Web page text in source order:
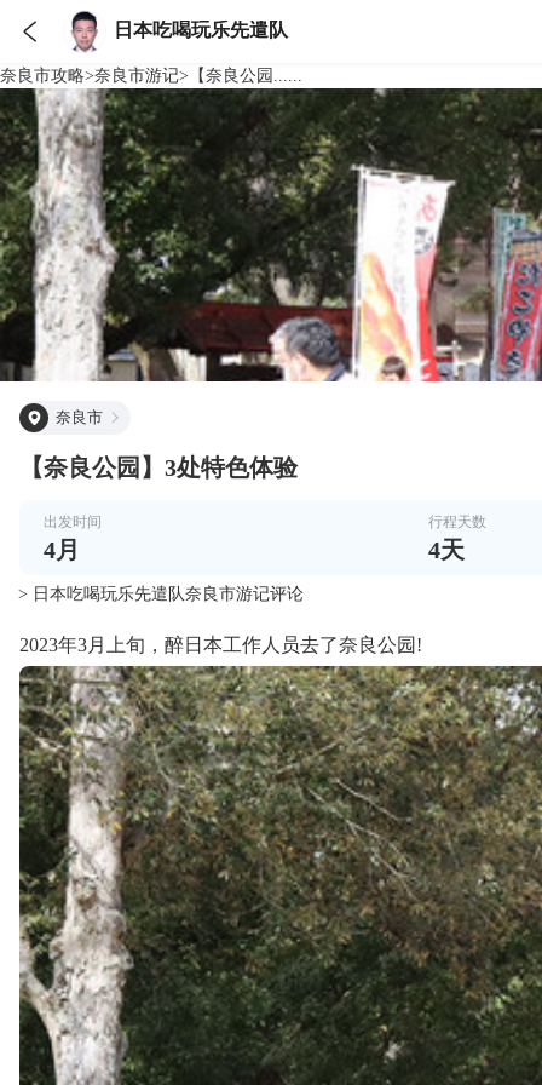
 日本吃喝玩乐先遣队
奈良市攻略>奈良市游记> 【奈良公园......
奈良市
【奈良公园】3处特色体验
出发时间
4月
行程天数
4天
> 日本吃喝玩乐先遣队奈良市游记评论
2023年3月上旬，醉日本工作人员去了奈良公园!